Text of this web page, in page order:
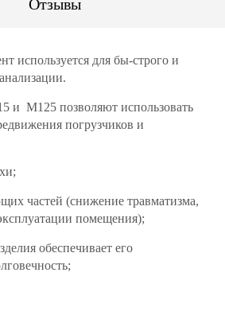
Отзывы
используется для бы-строго и
и M125 позволяют использовать
погрузчиков и
частей (снижение травматизма,
помещения);
обеспечивает его